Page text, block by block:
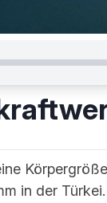
in der